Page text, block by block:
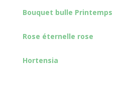
Bouquet bulle Printemps
Rose éternelle rose
Hortensia